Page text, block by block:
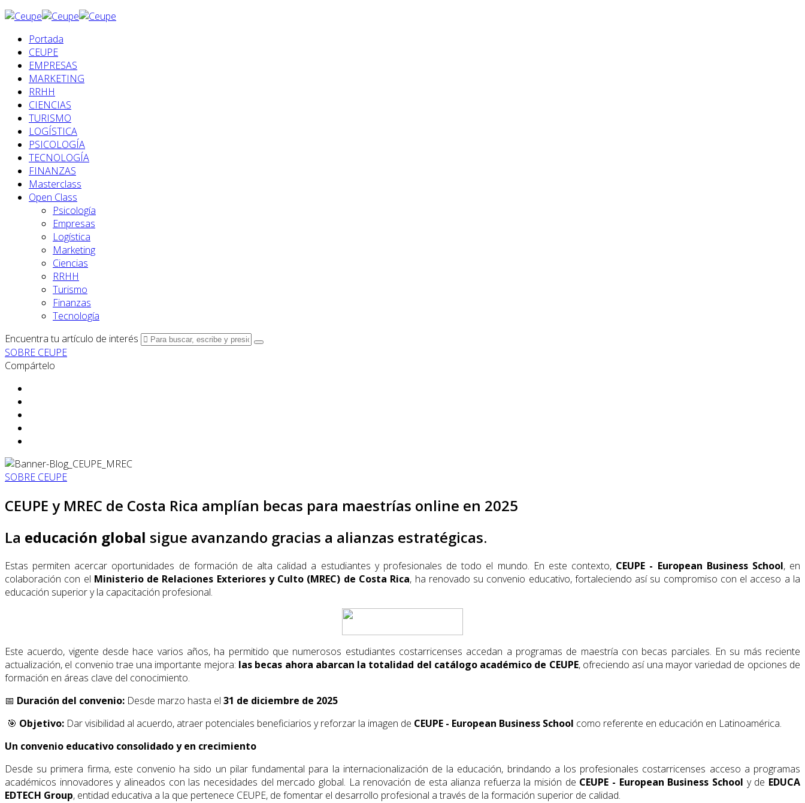
Portada
CEUPE
EMPRESAS
MARKETING
RRHH
CIENCIAS
TURISMO
LOGÍSTICA
PSICOLOGÍA
TECNOLOGÍA
FINANZAS
Masterclass
Open Class
Psicología
Empresas
Logística
Marketing
Ciencias
RRHH
Turismo
Finanzas
Tecnología
Encuentra tu artículo de interés
SOBRE CEUPE
Compártelo
SOBRE CEUPE
CEUPE y MREC de Costa Rica amplían becas para maestrías online en 2025
La educación global sigue avanzando gracias a alianzas estratégicas.
Estas permiten acercar oportunidades de formación de alta calidad a estudiantes y profesionales de todo el mundo. En este contexto, CEUPE - European Business School, en
colaboración con el Ministerio de Relaciones Exteriores y Culto (MREC) de Costa Rica, ha renovado su convenio educativo, fortaleciendo así su compromiso con el acceso a la
educación superior y la capacitación profesional.
Este acuerdo, vigente desde hace varios años, ha permitido que numerosos estudiantes costarricenses accedan a programas de maestría con becas parciales. En su más reciente
actualización, el convenio trae una importante mejora: las becas ahora abarcan la totalidad del catálogo académico de CEUPE, ofreciendo así una mayor variedad de opciones de
formación en áreas clave del conocimiento.
📅 Duración del convenio: Desde marzo hasta el 31 de diciembre de 2025
🎯 Objetivo: Dar visibilidad al acuerdo, atraer potenciales beneficiarios y reforzar la imagen de CEUPE - European Business School como referente en educación en Latinoamérica.
Un convenio educativo consolidado y en crecimiento
Desde su primera firma, este convenio ha sido un pilar fundamental para la internacionalización de la educación, brindando a los profesionales costarricenses acceso a programas
académicos innovadores y alineados con las necesidades del mercado global. La renovación de esta alianza refuerza la misión de CEUPE - European Business School y de EDUCA
EDTECH Group, entidad educativa a la que pertenece CEUPE, de fomentar el desarrollo profesional a través de la formación superior de calidad.